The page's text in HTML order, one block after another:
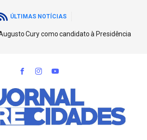
ÚLTIMAS NOTÍCIAS
Cury como candidato à Presidência